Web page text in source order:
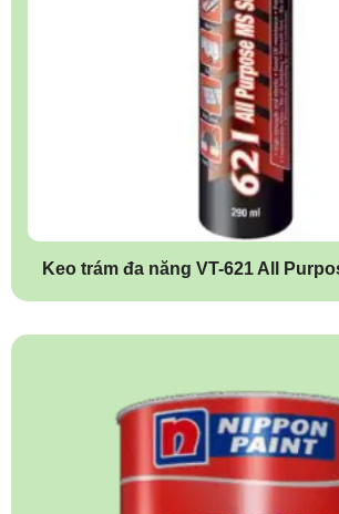
Keo trám đa năng VT-621 All